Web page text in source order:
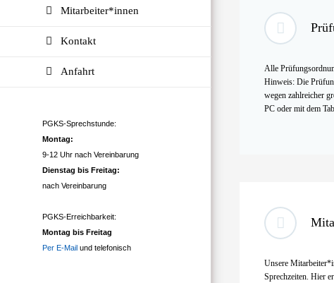
Mitarbeiter*innen
Kontakt
Anfahrt
PGKS-Sprechstunde:
Montag:
9-12 Uhr nach Vereinbarung
Dienstag bis Freitag:
nach Vereinbarung
PGKS-Erreichbarkeit:
Montag bis Freitag
Per E-Mail und telefonisch
Alle
Hinweis: Die
wegen zahlreicher
PC oder mit dem
Unsere
Sprechzeiten. Hier